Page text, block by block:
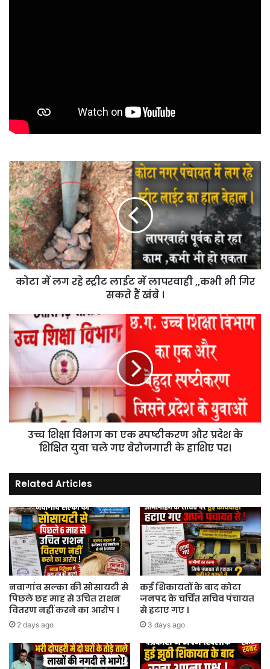
कोटा
में
लग
रहे
स्ट्रीट
लाईट
में
लापरवाही
,,कभी
हैं
खंबे
कोटा में लग रहे स्ट्रीट लाईट में लापरवाही ,,कभी भी गिर
सकते हैं खंबे ।
उच्च
शिक्षा
विभाग
का
एक
स्पष्टीकरण
और
के
गए
बेरोजगारी
के
हाशिए
पर।
उच्च शिक्षा विभाग का एक स्पष्टीकरण और प्रदेश के
शिक्षित युवा चले गए बेरोजगारी के हाशिए पर।
Related Articles
नवागांव सल्का की सोसायटी से
पिछले छह माह से उचित राशन
वितरण नहीं करने का आरोप ।
2 days ago
कई शिकायतों के बाद कोटा
जनपद के चर्चित सचिव पंचायत
से हटाए गए ।
3 days ago